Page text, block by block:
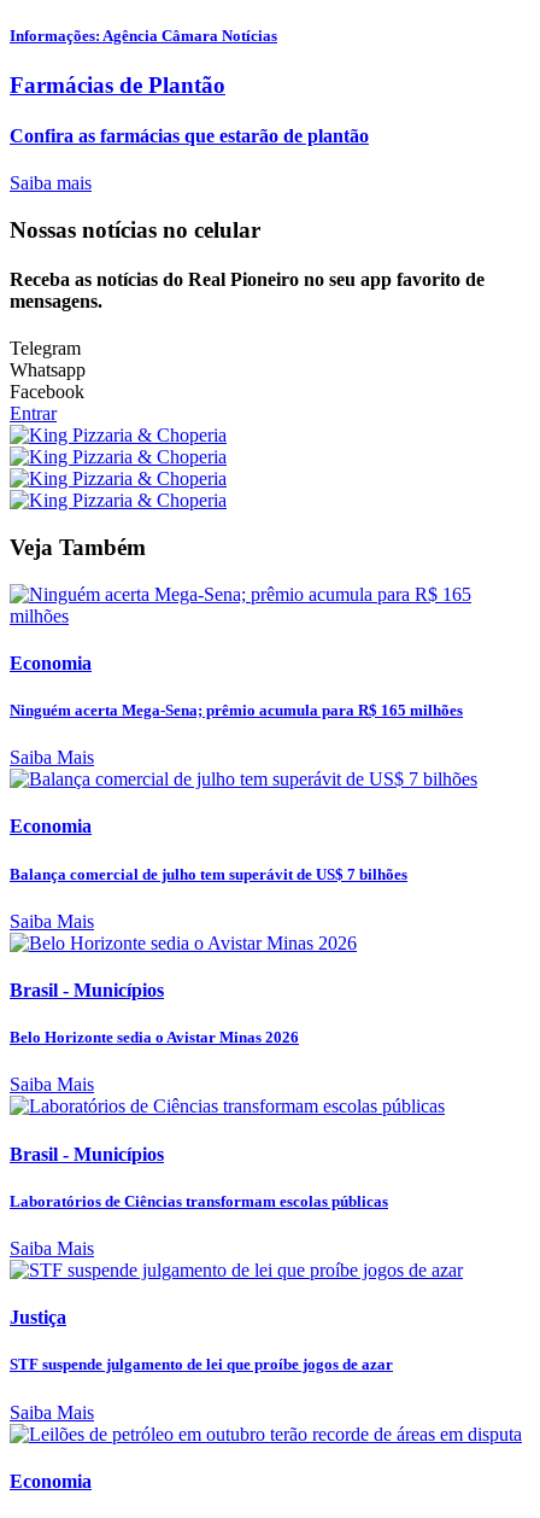
Informações: Agência Câmara Notícias
Farmácias de Plantão
Confira as farmácias que estarão de plantão
Saiba mais
Nossas notícias no celular
Receba as notícias do Real Pioneiro no seu app favorito de
mensagens.
Telegram
Whatsapp
Facebook
Entrar
Veja Também
Economia
Ninguém acerta Mega-Sena; prêmio acumula para R$ 165 milhões
Saiba Mais
Economia
Balança comercial de julho tem superávit de US$ 7 bilhões
Saiba Mais
Brasil - Municípios
Belo Horizonte sedia o Avistar Minas 2026
Saiba Mais
Brasil - Municípios
Laboratórios de Ciências transformam escolas públicas
Saiba Mais
Justiça
STF suspende julgamento de lei que proíbe jogos de azar
Saiba Mais
Economia